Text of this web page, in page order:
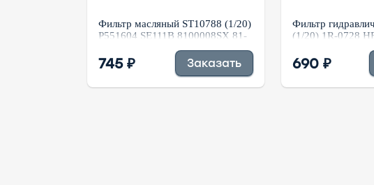
Фильтр масляный ST10788 (1/20)
P551604 SE111B 8100008SX 81-
PF1128 SP877
745 ₽ Заказать
Фильтр
(1/20) 1R-0728
690 ₽